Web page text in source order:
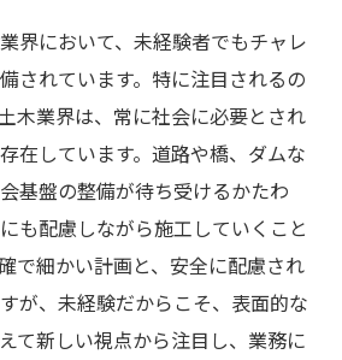
界において、未経験者でもチャレ
されています。特に注目されるの
木業界は、常に社会に必要とされ
在しています。道路や橋、ダムな
基盤の整備が待ち受けるかたわ
も配慮しながら施工していくこと
で細かい計画と、安全に配慮され
が、未経験だからこそ、表面的な
て新しい視点から注目し、業務に